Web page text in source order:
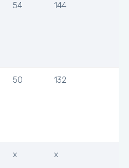
54 144
50 132
x x